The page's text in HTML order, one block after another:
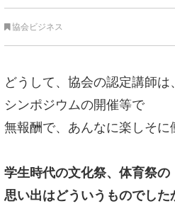
協会ビジネス
どうして、協会の認定講師は、
シンポジウムの開催等で
無報酬で、あんなに楽しそに
学生時代の文化祭、体育祭の
思い出はどういうものでした